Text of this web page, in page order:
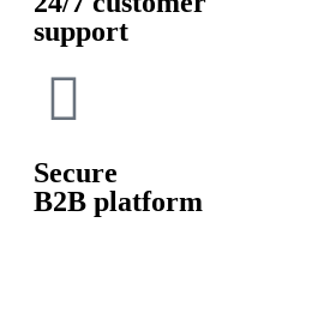
support
Secure
B2B platform